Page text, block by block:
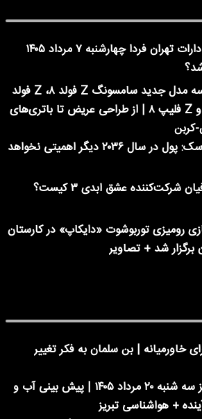
فوری | ادارات تهران فردا چهارشنبه ۷ مرداد ۱۴۰۵
معرفی سه مدل جدید سامسونگ Z فولد ۸، Z فولد
۸ اولترا و Z فلیپ ۸ | از طراحی عریض تا باتری‌های
کربن
ایلان ماسک: پول در سال ۲۰۳۶ دیگر اهمیتی نخواهد
شرکت‌کننده عشق ابدی ۳ کیست؟
رومیزی توربوشوت «دایکاپ» در کارستان
برگزار شد + تصاویر
خاورمیانه | بن سلمان به فکر تغییر
وضعیت هوای فردا تبریز سه شنبه ۲۰ مرداد ۱۴۰۵ | پیش بینی آب و